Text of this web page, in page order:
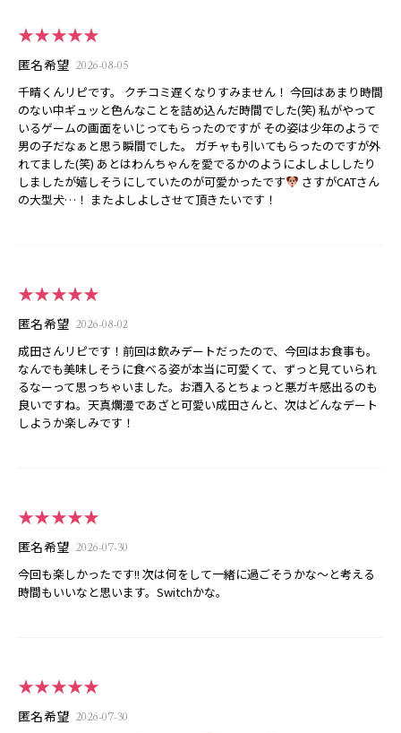
★★★★★
匿名希望 2026-08-05
千晴くんリピです。 クチコミ遅くなりすみません！ 今回はあまり時間
のない中ギュッと色んなことを詰め込んだ時間でした(笑) 私がやって
いるゲームの画面をいじってもらったのですが その姿は少年のようで
男の子だなぁと思う瞬間でした。 ガチャも引いてもらったのですが外
れてました(笑) あとはわんちゃんを愛でるかのようによしよししたり
しましたが嬉しそうにしていたのが可愛かったです
さすがCATさん
の大型犬…！ またよしよしさせて頂きたいです！
★★★★★
匿名希望 2026-08-02
成田さんリピです！前回は飲みデートだったので、今回はお食事も。
なんでも美味しそうに食べる姿が本当に可愛くて、ずっと見ていられ
るなーって思っちゃいました。お酒入るとちょっと悪ガキ感出るのも
良いですね。天真爛漫であざと可愛い成田さんと、次はどんなデート
しようか楽しみです！
★★★★★
匿名希望 2026-07-30
今回も楽しかったです!! 次は何をして一緒に過ごそうかな〜と考える
時間もいいなと思います。Switchかな。
★★★★★
匿名希望 2026-07-30